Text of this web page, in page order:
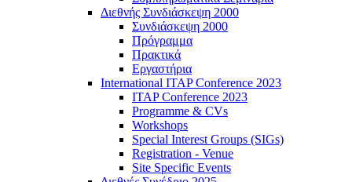
Διεθνής Συνδιάσκεψη 2000
Συνδιάσκεψη 2000
Πρόγραμμα
Πρακτικά
Εργαστήρια
International ITAP Conference 2023
ITAP Conference 2023
Programme & CVs
Workshops
Special Interest Groups (SIGs)
Registration - Venue
Site Specific Events